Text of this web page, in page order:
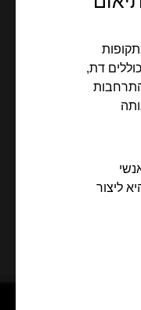
דת,
התרחבות
ליצור